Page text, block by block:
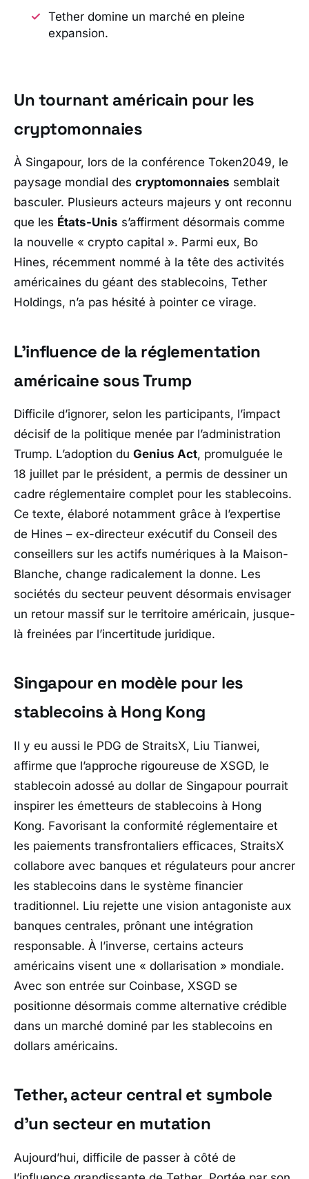
Tether domine un marché en pleine
expansion.
Un tournant américain pour les
cryptomonnaies
À Singapour, lors de la conférence Token2049, le
paysage mondial des cryptomonnaies semblait
basculer. Plusieurs acteurs majeurs y ont reconnu
que les États-Unis s’affirment désormais comme
la nouvelle « crypto capital ». Parmi eux, Bo
Hines, récemment nommé à la tête des activités
américaines du géant des stablecoins, Tether
Holdings, n’a pas hésité à pointer ce virage.
L’influence de la réglementation
américaine sous Trump
Difficile d’ignorer, selon les participants, l’impact
décisif de la politique menée par l’administration
Trump. L’adoption du Genius Act, promulguée le
18 juillet par le président, a permis de dessiner un
cadre réglementaire complet pour les stablecoins.
Ce texte, élaboré notamment grâce à l’expertise
de Hines – ex-directeur exécutif du Conseil des
conseillers sur les actifs numériques à la Maison-
Blanche, change radicalement la donne. Les
sociétés du secteur peuvent désormais envisager
un retour massif sur le territoire américain, jusque-
là freinées par l’incertitude juridique.
Singapour en modèle pour les
stablecoins à Hong Kong
Il y eu aussi le PDG de StraitsX, Liu Tianwei,
affirme que l’approche rigoureuse de XSGD, le
stablecoin adossé au dollar de Singapour pourrait
inspirer les émetteurs de stablecoins à Hong
Kong. Favorisant la conformité réglementaire et
les paiements transfrontaliers efficaces, StraitsX
collabore avec banques et régulateurs pour ancrer
les stablecoins dans le système financier
traditionnel. Liu rejette une vision antagoniste aux
banques centrales, prônant une intégration
responsable. À l’inverse, certains acteurs
américains visent une « dollarisation » mondiale.
Avec son entrée sur Coinbase, XSGD se
positionne désormais comme alternative crédible
dans un marché dominé par les stablecoins en
dollars américains.
Tether, acteur central et symbole
d’un secteur en mutation
Aujourd’hui, difficile de passer à côté de